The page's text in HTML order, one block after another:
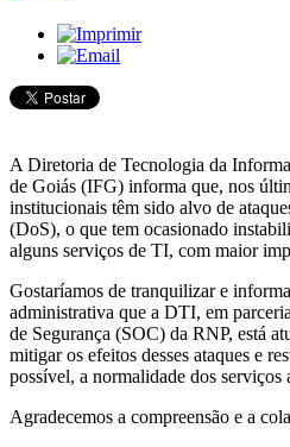
A Diretoria de Tecnologia da
de Goiás (IFG) informa que, nos
institucionais têm sido alvo de
(DoS), o que tem ocasionado
alguns serviços de TI, com maior
Gostaríamos de tranquilizar e
administrativa que a DTI, em
de Segurança (SOC) da RNP, está
mitigar os efeitos desses ataques e
possível, a normalidade dos serviços
Agradecemos a compreensão e a